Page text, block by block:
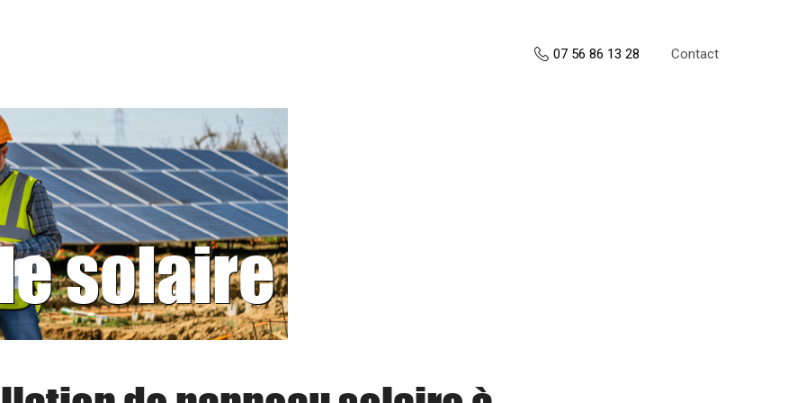
07 56 86 13 28 Contact
solaire